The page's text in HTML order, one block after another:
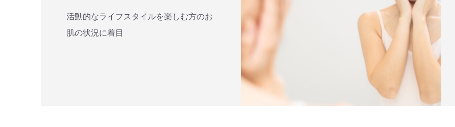
活動的なライフスタイルを楽しむ方のお
肌の状況に着目